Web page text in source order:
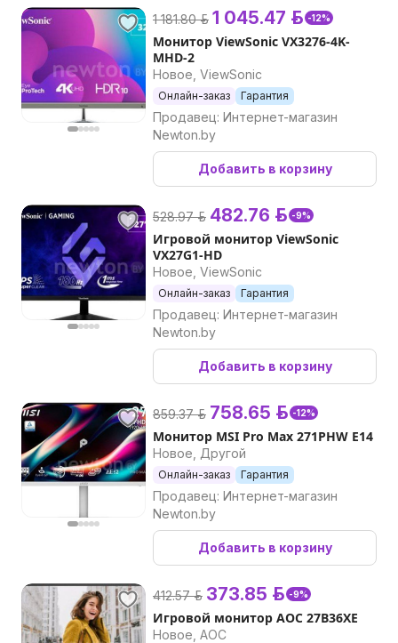
1 181.80 р. 1 045.47 р. -12%
Монитор ViewSonic VX3276-4K-
MHD-2
Новое, ViewSonic
Онлайн-заказ Гарантия
Продавец: Интернет-магазин
Newton.by
Добавить в корзину
528.97 р. 482.76 р. -9%
Игровой монитор ViewSonic
VX27G1-HD
Новое, ViewSonic
Онлайн-заказ Гарантия
Продавец: Интернет-магазин
Newton.by
Добавить в корзину
859.37 р. 758.65 р. -12%
Монитор MSI Pro Max 271PHW E14
Новое, Другой
Онлайн-заказ Гарантия
Продавец: Интернет-магазин
Newton.by
Добавить в корзину
412.57 р. 373.85 р. -9%
Игровой монитор AOC 27B36XE
Новое, AOC